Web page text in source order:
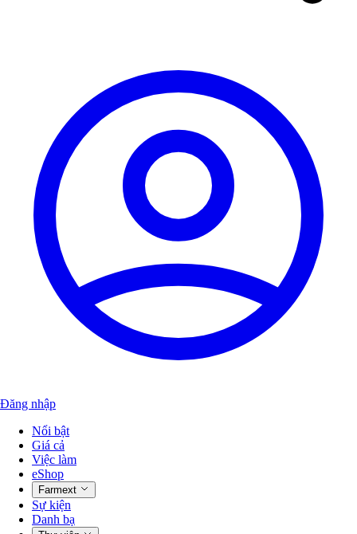
Đăng nhập
Nổi bật
Giá cả
Việc làm
eShop
Farmext
Sự kiện
Danh bạ